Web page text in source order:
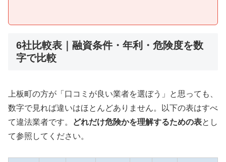
6社比較表｜融資条件・年利・危険度を数
字で比較
上板町の方が「口コミが良い業者を選ぼう」と思っても、
数字で見れば違いはほとんどありません。以下の表はすべ
て違法業者です。
どれだけ危険かを理解するための表とし
て参照してください。